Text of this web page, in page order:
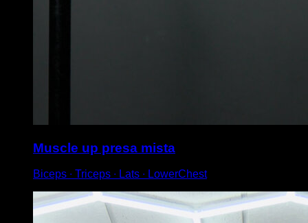
Muscle up presa mista
Biceps ∙ Triceps ∙ Lats ∙ LowerChest